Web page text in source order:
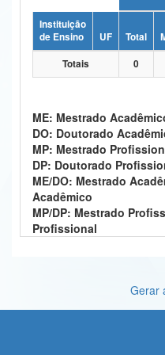
Ministério da Ciência, Tecnologia,
Ministério do Meio Ambiente
Ministério do Desenvolvimento
Controladoria-Geral da União
Ministério da Mulher, da Família e dos
Secretaria-Geral
Instituição
de Ensino
UF Total
Totais
0
ME: Mestrado
DO: Doutorado
MP: Mestrado
DP: Doutorado
ME/DO: Mestrado
Acadêmico
MP/DP: Mestrado
Profissional
Gerar